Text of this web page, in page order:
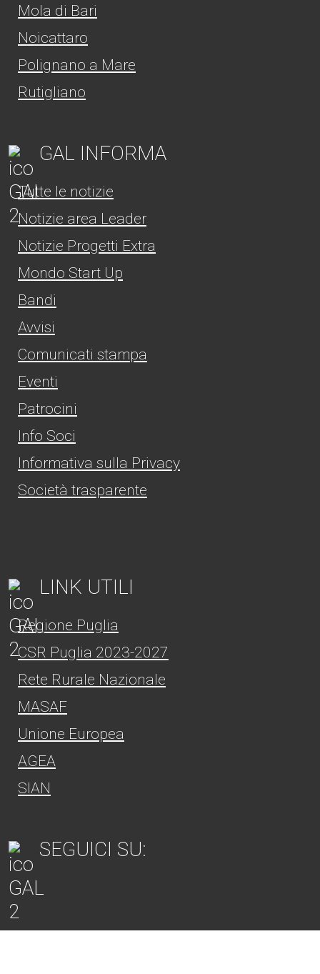
Mola di Bari
Noicattaro
Polignano a Mare
Rutigliano
GAL INFORMA
Tutte le notizie
Notizie area Leader
Notizie Progetti Extra
Mondo Start Up
Bandi
Avvisi
Comunicati stampa
Eventi
Patrocini
Info Soci
Informativa sulla Privacy
Società trasparente
LINK UTILI
Regione Puglia
CSR Puglia 2023-2027
Rete Rurale Nazionale
MASAF
Unione Europea
AGEA
SIAN
SEGUICI SU:
Item
6
ItemItem